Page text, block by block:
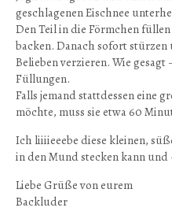
geschlagenen Eischnee
Den Teil in die Förmchen
backen. Danach sofort
Belieben verzieren. Wie
Füllungen.
Falls jemand stattdessen eine
möchte, muss sie etwa 60
Ich liiiieeebe diese kleinen,
in den Mund stecken kann und
Liebe Grüße von eurem
Backluder